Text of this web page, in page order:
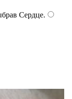
Сердце.